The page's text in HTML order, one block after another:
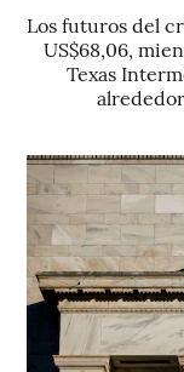
Los futuros del
US$68,06,
Texas